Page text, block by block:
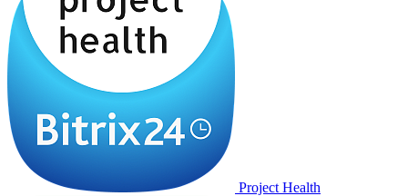
Project Health